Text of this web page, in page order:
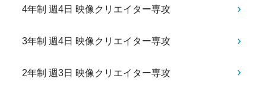
4年制 週4日 映像クリエイター専攻
3年制 週4日 映像クリエイター専攻
2年制 週3日 映像クリエイター専攻